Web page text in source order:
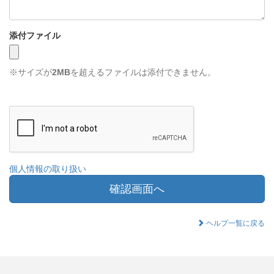
添付ファイル
※サイズが2MBを超えるファイルは添付できません。
個人情報の取り扱い
確認画面へ
ヘルプ一覧に戻る